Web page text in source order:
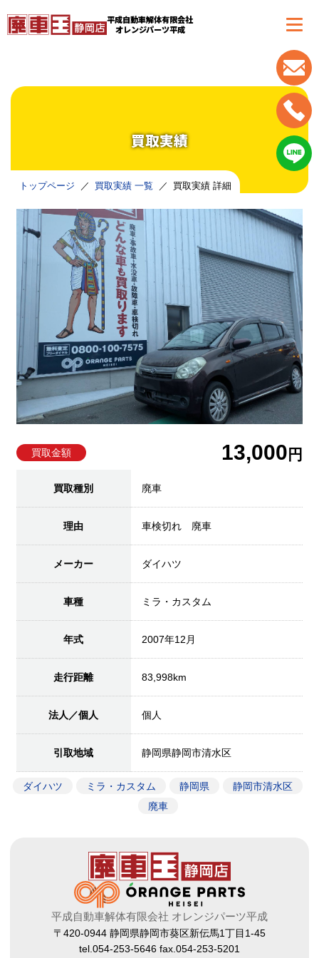
平成自動車解体有限会社
オレンジパーツ平成
買取実績
トップページ 買取実績 一覧 買取実績 詳細
買取金額 13,000 円
買取種別 廃車
理由 車検切れ 廃車
メーカー ダイハツ
車種 ミラ・カスタム
年式 2007年12月
走行距離 83,998km
法人／個人 個人
引取地域 静岡県静岡市清水区
ダイハツ ミラ・カスタム 静岡県
静岡市清水区
廃車
平成自動車解体有限会社 オレンジパーツ平成
〒420-0944 静岡県静岡市葵区新伝馬1丁目1-45
tel.054-253-5646 fax.054-253-5201